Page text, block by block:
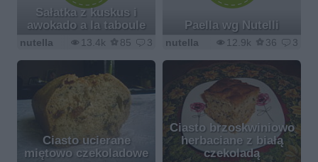
Sałatka z kuskus i
awokado a la taboule
13.4k 85 3
nutella
Paella wg Nutelli
12.9k 36 3
nutella
Ciasto ucierane
miętowo czekoladowe
Ciasto brzoskwiniowo
herbaciane z białą
czekoladą